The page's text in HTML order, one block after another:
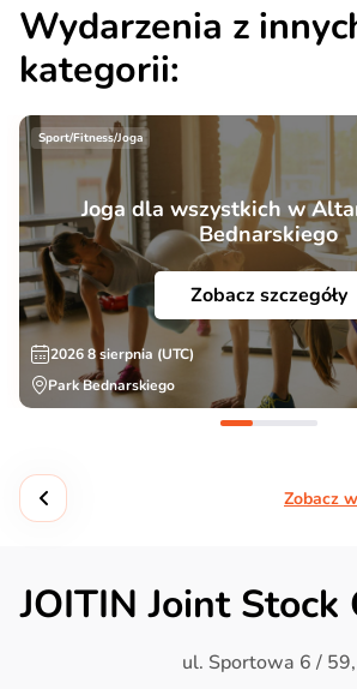
Wydarzenia z
kategorii:
Sport/Fitness/Joga
Joga dla wszystkich w
Bednarskiego
Zobacz szczegóły
2026 8 sierpnia (UTC)
Park Bednarskiego
Zobacz
JOITIN Joint Stock
ul. Sportowa 6 / 59,